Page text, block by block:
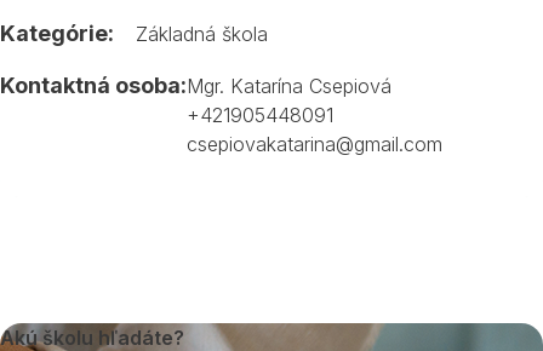
Kategórie: Základná škola
Kontaktná osoba:Mgr. Katarína Csepiová
+421905448091
csepiovakatarina@gmail.com
Akú školu hľadáte?